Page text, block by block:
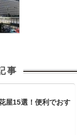
事
屋15選！便利でおす